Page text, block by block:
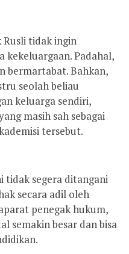
Rusli tidak ingin
kekeluargaan. Padahal,
bermartabat. Bahkan,
seolah beliau
keluarga sendiri,
masih sah sebagai
tersebut.
tidak segera ditangani
secara adil oleh
penegak hukum,
semakin besar dan bisa